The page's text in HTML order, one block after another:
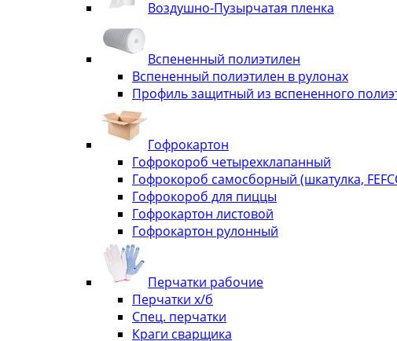
Воздушно-Пузырчатая пленка
Вспененный полиэтилен
Вспененный полиэтилен в рулонах
Профиль защитный из вспененного
Гофрокартон
Гофрокороб четырехклапанный
Гофрокороб самосборный (шкатулка,
Гофрокороб для пиццы
Гофрокартон листовой
Гофрокартон рулонный
Перчатки рабочие
Перчатки х/б
Спец. перчатки
Краги сварщика